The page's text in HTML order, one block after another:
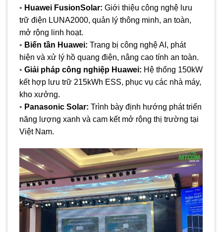
• Huawei FusionSolar: Giới thiệu công nghệ lưu
trữ điện LUNA2000, quản lý thông minh, an toàn,
mở rộng linh hoạt.
• Biến tần Huawei: Trang bị công nghệ AI, phát
hiện và xử lý hồ quang điện, nâng cao tính an toàn.
• Giải pháp công nghiệp Huawei: Hệ thống 150kW
kết hợp lưu trữ 215kWh ESS, phục vụ các nhà máy,
kho xưởng.
• Panasonic Solar: Trình bày định hướng phát triển
năng lượng xanh và cam kết mở rộng thị trường tại
Việt Nam.